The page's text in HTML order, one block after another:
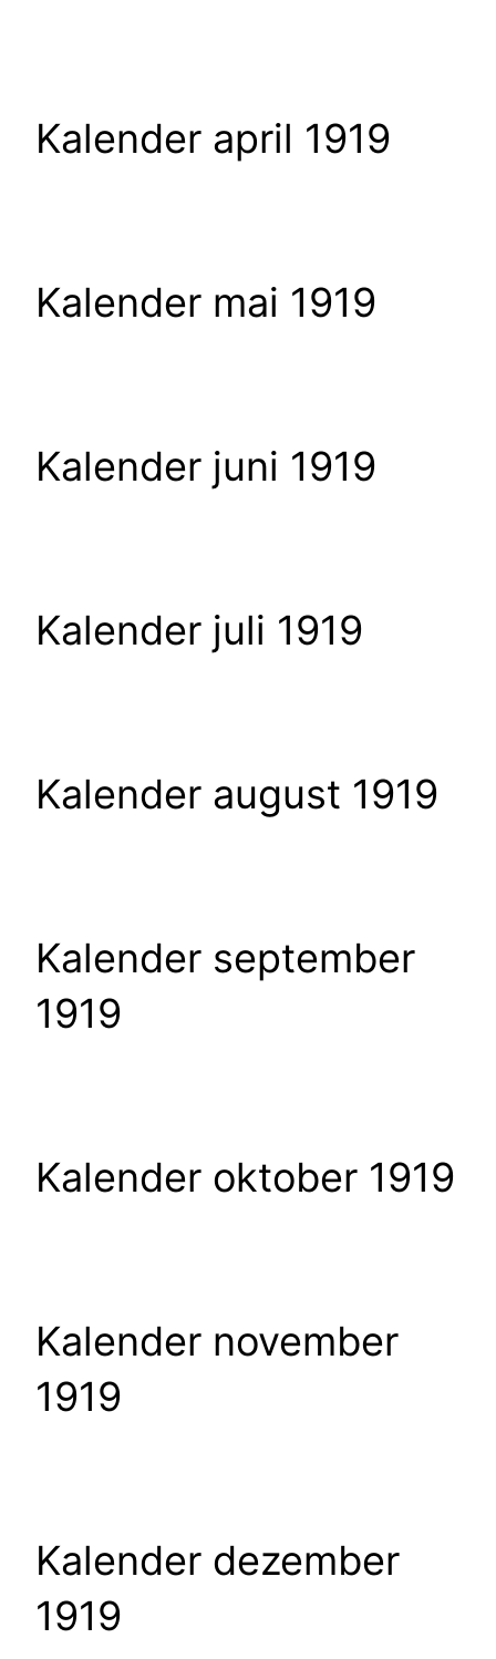
Kalender april 1919
Kalender mai 1919
Kalender juni 1919
Kalender juli 1919
Kalender august 1919
Kalender september
1919
Kalender oktober 1919
Kalender november
1919
Kalender dezember
1919